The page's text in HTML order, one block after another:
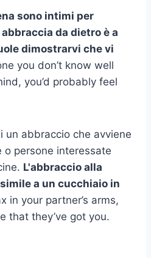
sono intimi per
da dietro è a
dimostrarvi che vi
you don’t know well
you’d probably feel
un abbraccio che avviene
o persone interessate
L'abbraccio alla
a un cucchiaio in
in your partner’s arms,
that they’ve got you.